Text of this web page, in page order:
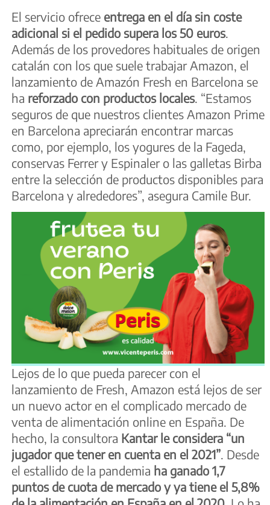
El servicio ofrece entrega en el día sin coste
adicional si el pedido supera los 50 euros.
Además de los provedores habituales de origen
catalán con los que suele trabajar Amazon, el
lanzamiento de Amazón Fresh en Barcelona se
ha reforzado con productos locales. “Estamos
seguros de que nuestros clientes Amazon Prime
en Barcelona apreciarán encontrar marcas
como, por ejemplo, los yogures de la Fageda,
conservas Ferrer y Espinaler o las galletas Birba
entre la selección de productos disponibles para
Barcelona y alrededores”, asegura Camile Bur.
Lejos de lo que pueda parecer con el
lanzamiento de Fresh, Amazon está lejos de ser
un nuevo actor en el complicado mercado de
venta de alimentación online en España. De
hecho, la consultora Kantar le considera “un
jugador que tener en cuenta en el 2021”. Desde
el estallido de la pandemia ha ganado 1,7
puntos de cuota de mercado y ya tiene el 5,8%